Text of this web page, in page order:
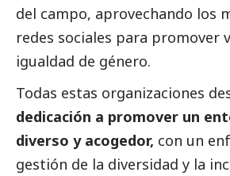
del campo, aprovechando los
redes sociales para promover
igualdad de género.
Todas estas organizaciones
dedicación a promover un
diverso y acogedor, con un
gestión de la diversidad y la